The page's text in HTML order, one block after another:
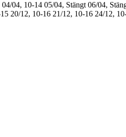
04/04, 10-14 05/04, Stängt 06/04,
20/12, 10-16 21/12, 10-16 24/12,